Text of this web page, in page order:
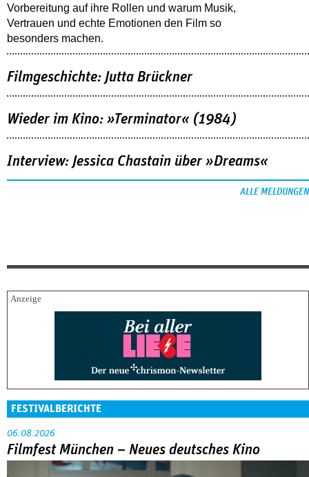
Vorbereitung auf ihre Rollen und warum Musik,
Vertrauen und echte Emotionen den Film so
besonders machen.
Filmgeschichte: Jutta Brückner
Wieder im Kino: »Terminator« (1984)
Interview: Jessica Chastain über »Dreams«
ALLE MELDUNGEN
FESTIVALBERICHTE
06.08.2026
Filmfest München – Neues deutsches Kino